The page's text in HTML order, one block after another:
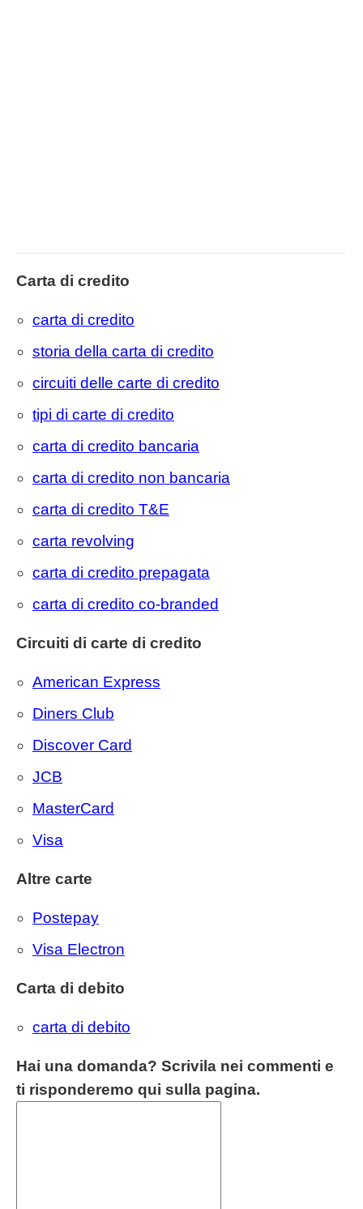
Carta di credito
carta di credito
storia della carta di credito
circuiti delle carte di credito
tipi di carte di credito
carta di credito bancaria
carta di credito non bancaria
carta di credito T&E
carta revolving
carta di credito prepagata
carta di credito co-branded
Circuiti di carte di credito
American Express
Diners Club
Discover Card
JCB
MasterCard
Visa
Altre carte
Postepay
Visa Electron
Carta di debito
carta di debito
Hai una domanda? Scrivila nei commenti e
ti risponderemo qui sulla pagina.